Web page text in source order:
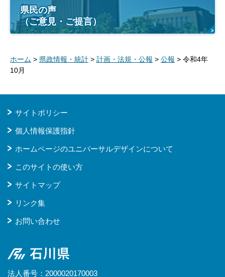
県民の声
（ご意見・ご提言）
ホーム > 県政情報・統計 > 計画・法規・公報 > 公報 > 令和4年
10月
サイトポリシー
個人情報保護指針
ホームページのユニバーサルデザインについて
このサイトの使い方
サイトマップ
リンク集
お問い合わせ
石川県
法人番号：2000020170003